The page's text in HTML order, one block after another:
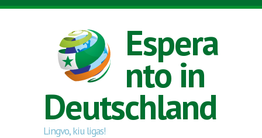
Direkt zum Inhalt
Espera
nto in
Deutschland
Lingvo, kiu ligas!